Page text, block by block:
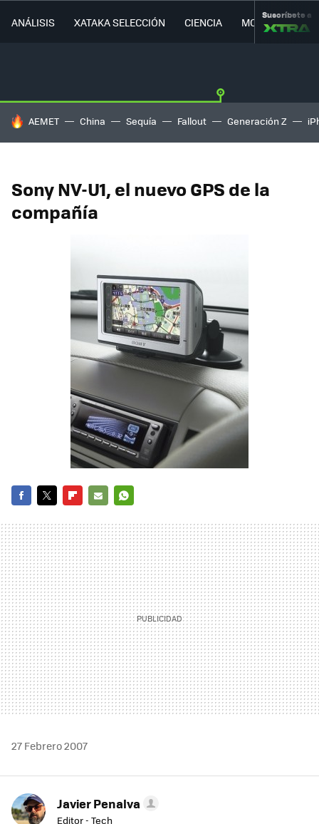
ANÁLISIS XATAKA SELECCIÓN CIENCIA MOVILIDAD
Suscríbete a
HOY SE HABLA DE
AEMET China Sequía Fallout Generación Z
Sony NV-U1, el nuevo GPS de la
compañía
MAIL
27 Febrero 2007
Javier Penalva
Editor - Tech